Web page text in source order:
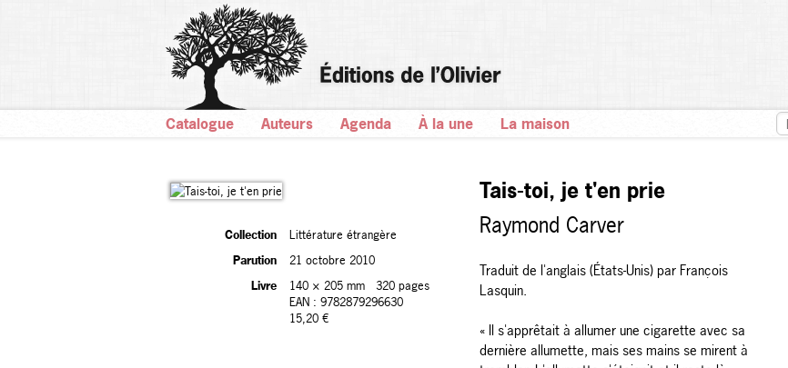
Catalogue Auteurs Agenda À la une La maison
Collection
Littérature étrangère
Parution
21 octobre 2010
Livre
140 × 205 mm
320 pages
EAN : 9782879296630
15,20 €
Tais-toi, je t'en prie
Raymond Carver
Traduit de l'anglais (États-Unis) par François
Lasquin.
« Il s'apprêtait à allumer une cigarette avec sa
dernière allumette, mais ses mains se mirent à